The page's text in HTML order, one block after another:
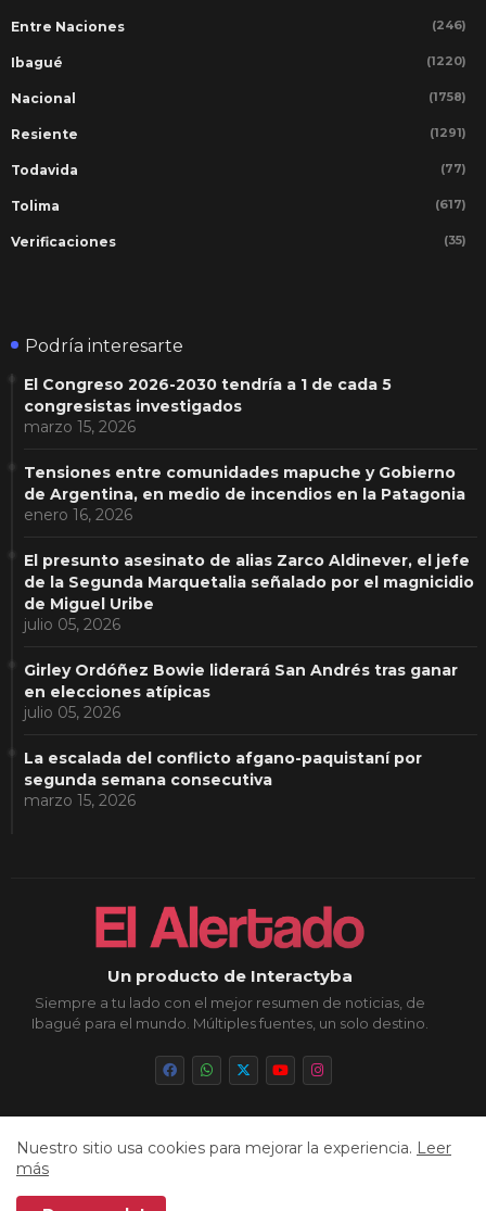
Entre Naciones (246)
Ibagué (1220)
Nacional (1758)
Resiente (1291)
Todavida (77)
Tolima (617)
Verificaciones (35)
Podría interesarte
El Congreso 2026-2030 tendría a 1 de cada 5
congresistas investigados
marzo 15, 2026
Tensiones entre comunidades mapuche y Gobierno
de Argentina, en medio de incendios en la Patagonia
enero 16, 2026
El presunto asesinato de alias Zarco Aldinever, el jefe
de la Segunda Marquetalia señalado por el magnicidio
de Miguel Uribe
julio 05, 2026
Girley Ordóñez Bowie liderará San Andrés tras ganar
en elecciones atípicas
julio 05, 2026
La escalada del conflicto afgano-paquistaní por
segunda semana consecutiva
marzo 15, 2026
Un producto de Interactyba
Siempre a tu lado con el mejor resumen de noticias, de
Ibagué para el mundo. Múltiples fuentes, un solo destino.
Inicio Sobre Nosotros
Política de Privacidad
Nuestro sitio usa cookies para mejorar la experiencia. Leer
más